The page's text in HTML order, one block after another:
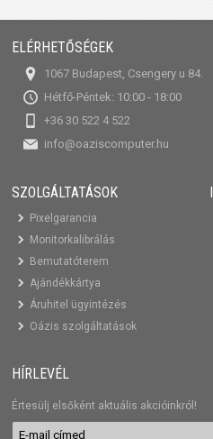
ELÉRHETŐSÉGEK
1067 Budapest, Csengery u 84.
Hétfő-Péntek: 10:00 - 18:00
+36 30 522 4 522
info@oaziscomputer.hu
SZOLGÁLTATÁSOK
Pixelgarancia
Monitorkalibrálás
Bemutatóterem
Ajándékkártya
Áruhitel ügyintézés
Oázis szolgáltatások
HÍRLEVÉL
Értesülj elsőként aktuális akcióinkról!